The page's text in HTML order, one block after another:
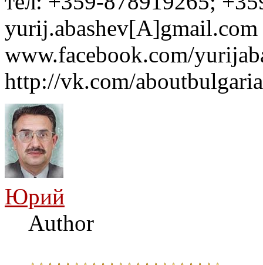
yurij.abashev[A]gmail.com
www.facebook.com/
http://vk.com/aboutbulgaria
Юрий
Author